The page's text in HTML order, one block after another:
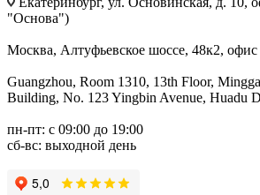
"Основа")
Москва, Алтуфьевское шоссе, 48к2,
Guangzhou, Room 1310, 13th Floor,
Building, No. 123 Yingbin Avenue, Huadu
пн-пт: с 09:00 до 19:00
сб-вс: выходной день